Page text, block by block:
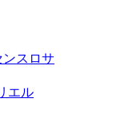
ンスロサ
エル